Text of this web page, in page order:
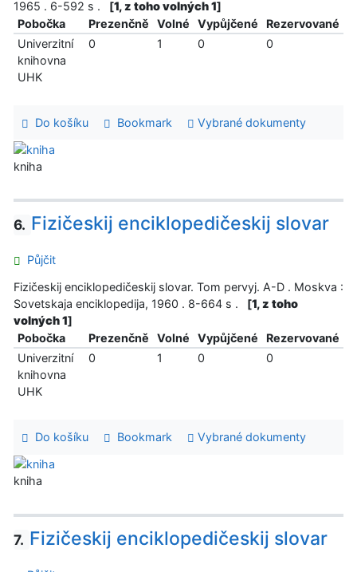
1965 . 6-592 s . [1, z toho volných 1]
Pobočka
Prezenčně Volné Vypůjčené
Rezervované
Univerzitní
knihovna
UHK
0 1 0 0
Do košíku Bookmark Vybrané dokumenty
kniha
6. Fizičeskij enciklopedičeskij slovar
Půjčit
Fizičeskij enciklopedičeskij slovar. Tom pervyj. A-D . Moskva :
Sovetskaja enciklopedija, 1960 . 8-664 s .
[1, z toho
volných 1]
Pobočka
Prezenčně Volné Vypůjčené
Rezervované
Univerzitní
knihovna
UHK
0 1 0 0
Do košíku Bookmark Vybrané dokumenty
kniha
7. Fizičeskij enciklopedičeskij slovar